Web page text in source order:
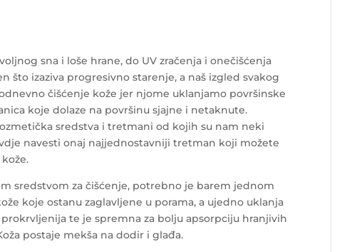
sna i loše hrane, do UV zračenja i onečišćenja
što izaziva progresivno starenje, a naš izgled svakog
čišćenje kože jer njome uklanjamo površinske
koje dolaze na površinu sjajne i netaknute.
sredstva i tretmani od kojih su nam neki
navesti onaj najjednostavniji tretman koji možete
sredstvom za čišćenje, potrebno je barem jednom
koje ostanu zaglavljene u porama, a ujedno uklanja
te je spremna za bolju apsorpciju hranjivih
postaje mekša na dodir i glađa.